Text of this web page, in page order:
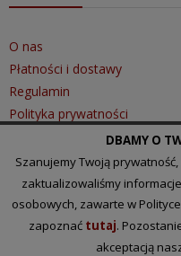
O nas
Płatności i dostawy
Regulamin
Polityka prywatności
Szybki kontakt
Tel.: 510 097 101
DBAMY O
Szanujemy Twoją
zaktualizowaliśmy
osobowych, zawarte w
zapoznać tutaj.
akceptacją